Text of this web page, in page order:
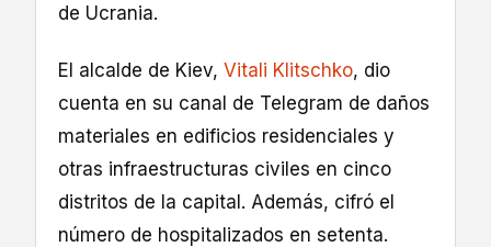
de Ucrania.
El alcalde de Kiev, Vitali Klitschko, dio
cuenta en su canal de Telegram de daños
materiales en edificios residenciales y
otras infraestructuras civiles en cinco
distritos de la capital. Además, cifró el
número de hospitalizados en setenta.